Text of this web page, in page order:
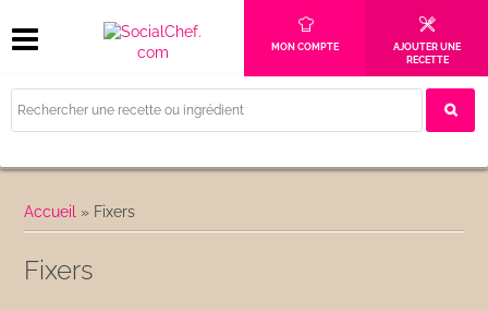
MON COMPTE
AJOUTER UNE
RECETTE
Accueil » Fixers
Fixers